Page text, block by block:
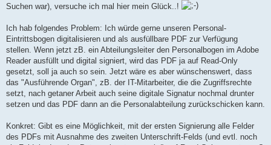
Suchen war), versuche ich mal hier mein Glück..!
Ich hab folgendes Problem: Ich würde gerne unseren Personal-
Eintrittsbogen digitalisieren und als ausfüllbare PDF zur Verfügung
stellen. Wenn jetzt zB. ein Abteilungsleiter den Personalbogen im Adobe
Reader ausfüllt und digital signiert, wird das PDF ja auf Read-Only
gesetzt, soll ja auch so sein. Jetzt wäre es aber wünschenswert, dass
das "Ausführende Organ", zB. der IT-Mitarbeiter, die die Zugriffsrechte
setzt, nach getaner Arbeit auch seine digitale Signatur nochmal drunter
setzen und das PDF dann an die Personalabteilung zurückschicken kann.
Konkret: Gibt es eine Möglichkeit, mit der ersten Signierung alle Felder
des PDFs mit Ausnahme des zweiten Unterschrift-Felds (und evtl. noch